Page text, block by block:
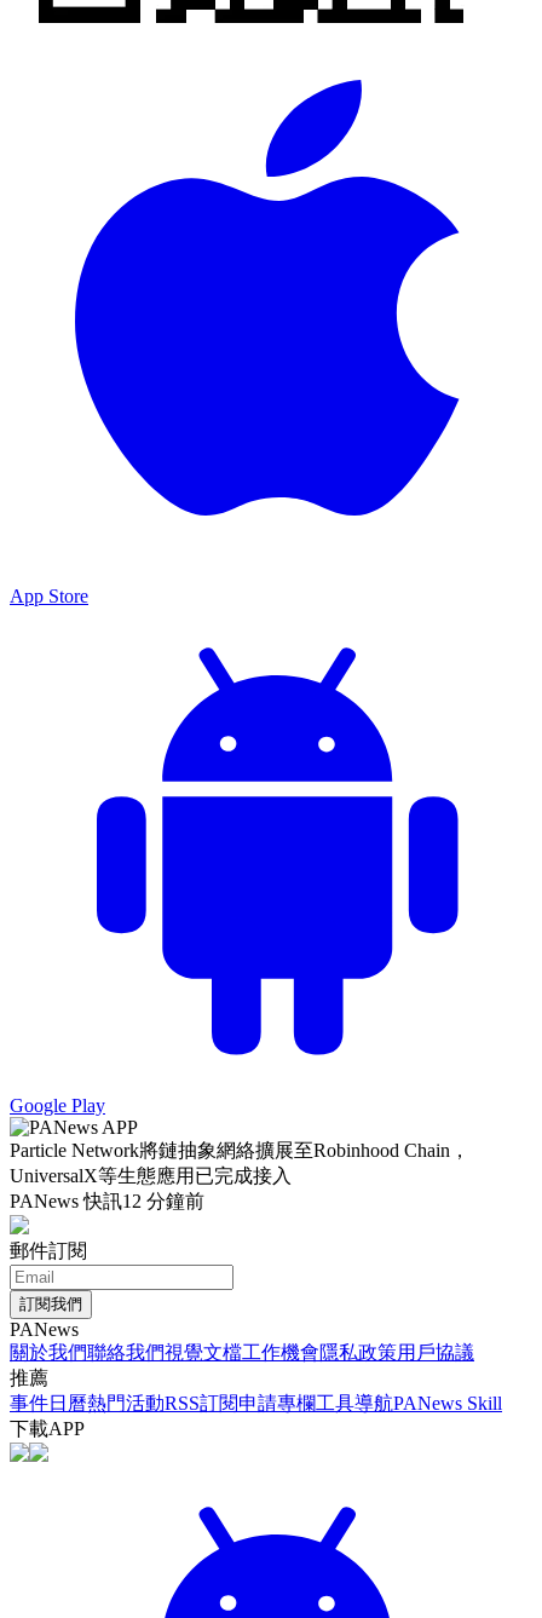
App Store
Google Play
Particle Network將鏈抽象網絡擴展至Robinhood Chain，
UniversalX等生態應用已完成接入
PANews 快訊12 分鐘前
郵件訂閱
訂閱我們
PANews
關於我們聯絡我們視覺文檔工作機會隱私政策用戶協議
推薦
事件日曆熱門活動RSS訂閱申請專欄工具導航PANews Skill
下載APP